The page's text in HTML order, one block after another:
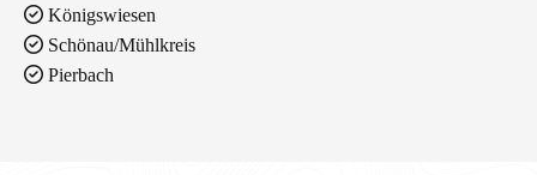
 Königswiesen
 Schönau/Mühlkreis
 Pierbach